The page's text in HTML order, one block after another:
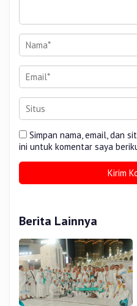
Simpan nama, email, dan
ini untuk komentar saya
Berita Lainnya